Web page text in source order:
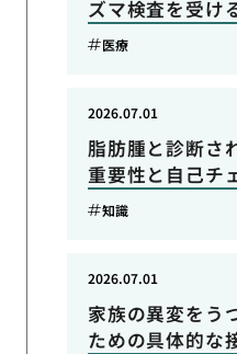
ズマ検査を受け
医療
脂肪腫と診断さ
重要性と自己チ
2026.07.01
知識
家族の異変をう
ための具体的な
2026.07.01